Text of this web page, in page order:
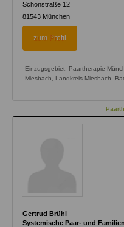
Schönstraße 12
81543 München
zum Profil
Einzugsgebiet: Paartherapie
Miesbach, Landkreis Miesbach,
Gertrud Brühl
Systemische Paar- und